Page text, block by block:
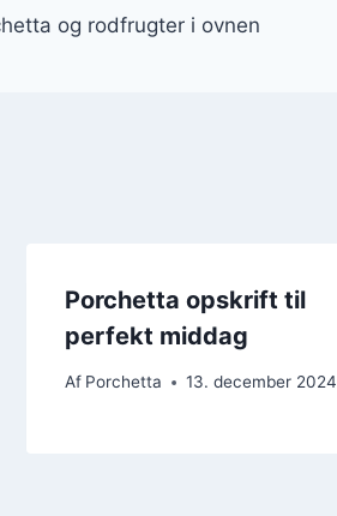
og rodfrugter i ovnen
Porchetta opskrift til
perfekt middag
Af Porchetta 13. december 2024